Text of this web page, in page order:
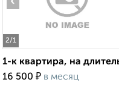
2/1
1-к квартира, на
16 500 ₽ в месяц